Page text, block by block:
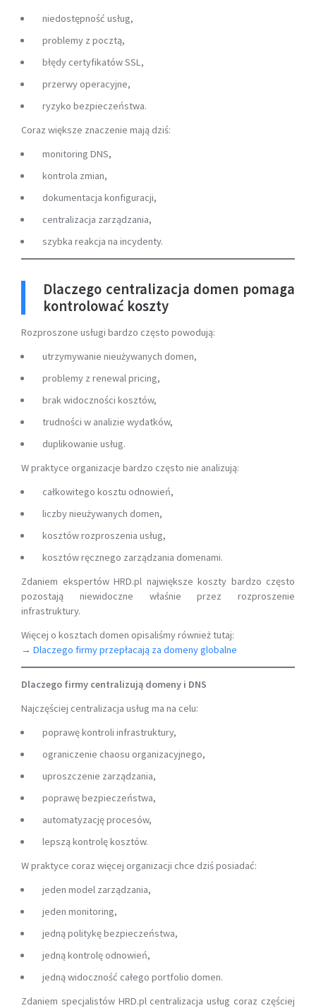
niedostępność usług,
problemy z pocztą,
błędy certyfikatów SSL,
przerwy operacyjne,
ryzyko bezpieczeństwa.
Coraz większe znaczenie mają dziś:
monitoring DNS,
kontrola zmian,
dokumentacja konfiguracji,
centralizacja zarządzania,
szybka reakcja na incydenty.
Dlaczego centralizacja domen pomaga
kontrolować koszty
Rozproszone usługi bardzo często powodują:
utrzymywanie nieużywanych domen,
problemy z renewal pricing,
brak widoczności kosztów,
trudności w analizie wydatków,
duplikowanie usług.
W praktyce organizacje bardzo często nie analizują:
całkowitego kosztu odnowień,
liczby nieużywanych domen,
kosztów rozproszenia usług,
kosztów ręcznego zarządzania domenami.
Zdaniem ekspertów HRD.pl największe koszty bardzo często
pozostają niewidoczne właśnie przez rozproszenie
infrastruktury.
Więcej o kosztach domen opisaliśmy również tutaj:
→ Dlaczego firmy przepłacają za domeny globalne
Dlaczego firmy centralizują domeny i DNS
Najczęściej centralizacja usług ma na celu:
poprawę kontroli infrastruktury,
ograniczenie chaosu organizacyjnego,
uproszczenie zarządzania,
poprawę bezpieczeństwa,
automatyzację procesów,
lepszą kontrolę kosztów.
W praktyce coraz więcej organizacji chce dziś posiadać:
jeden model zarządzania,
jeden monitoring,
jedną politykę bezpieczeństwa,
jedną kontrolę odnowień,
jedną widoczność całego portfolio domen.
Zdaniem specjalistów HRD.pl centralizacja usług coraz częściej